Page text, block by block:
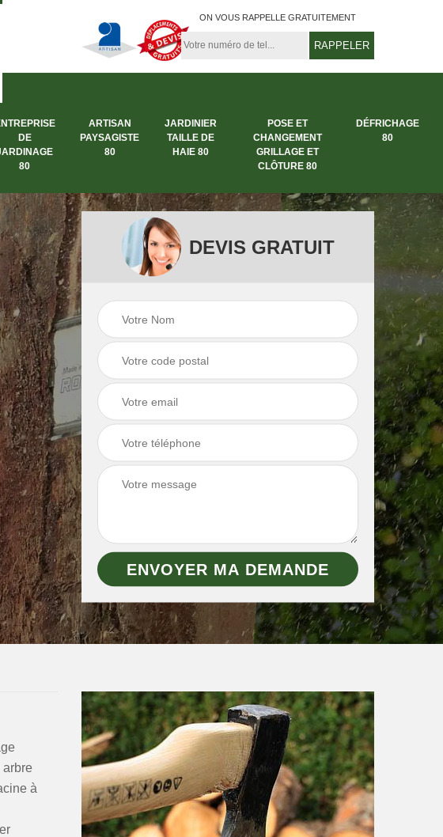
ON VOUS RAPPELLE GRATUITEMENT
DE
80
ARTISAN
PAYSAGISTE
80
JARDINIER
TAILLE DE
HAIE 80
POSE ET
CHANGEMENT
GRILLAGE ET
CLÔTURE 80
DÉFRICHAGE
80
arbre
et haie 80
Entreprise abattage
Entreprise de
jardinage 80
DEVIS GRATUIT
arbre
à